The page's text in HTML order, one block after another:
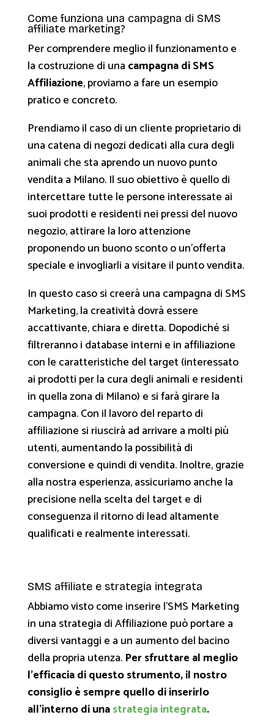
Come funziona una campagna di SMS
affiliate marketing?
Per comprendere meglio il funzionamento e
la costruzione di una campagna di SMS
Affiliazione, proviamo a fare un esempio
pratico e concreto.
Prendiamo il caso di un cliente proprietario di
una catena di negozi dedicati alla cura degli
animali che sta aprendo un nuovo punto
vendita a Milano. Il suo obiettivo è quello di
intercettare tutte le persone interessate ai
suoi prodotti e residenti nei pressi del nuovo
negozio, attirare la loro attenzione
proponendo un buono sconto o un’offerta
speciale e invogliarli a visitare il punto vendita.
In questo caso si creerà una campagna di SMS
Marketing, la creatività dovrà essere
accattivante, chiara e diretta. Dopodiché si
filtreranno i database interni e in affiliazione
con le caratteristiche del target (interessato
ai prodotti per la cura degli animali e residenti
in quella zona di Milano) e si farà girare la
campagna. Con il lavoro del reparto di
affiliazione si riuscirà ad arrivare a molti più
utenti, aumentando la possibilità di
conversione e quindi di vendita. Inoltre, grazie
alla nostra esperienza, assicuriamo anche la
precisione nella scelta del target e di
conseguenza il ritorno di lead altamente
qualificati e realmente interessati.
SMS affiliate e strategia integrata
Abbiamo visto come inserire l’SMS Marketing
in una strategia di Affiliazione può portare a
diversi vantaggi e a un aumento del bacino
della propria utenza. Per sfruttare al meglio
l’efficacia di questo strumento, il nostro
consiglio è sempre quello di inserirlo
all’interno di unastrategia integrata.